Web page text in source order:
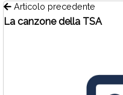
Articolo precedente
La canzone della TSA